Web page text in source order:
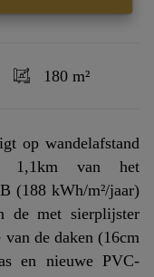
180 m²
op wandelafstand
1,1km van het
(188 kWh/m²/jaar)
de met sierplijster
de daken (16cm
en nieuwe PVC-